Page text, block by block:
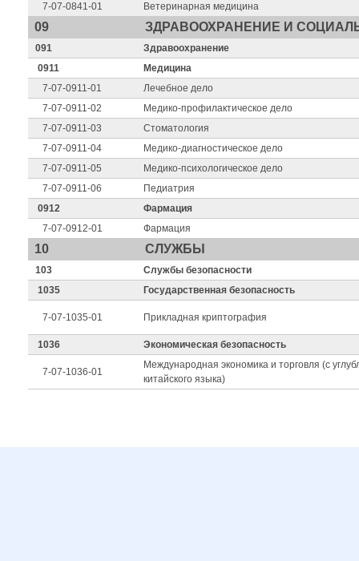
7-07-0841-01
Ветеринарная медицина
09 ЗДРАВООХРАНЕНИЕ И
091
Здравоохранение
0911
Медицина
7-07-0911-01
Лечебное дело
7-07-0911-02
Медико-профилактическое дело
7-07-0911-03
Стоматология
7-07-0911-04
Медико-диагностическое дело
7-07-0911-05
Медико-психологическое дело
7-07-0911-06
Педиатрия
0912
Фармация
7-07-0912-01
Фармация
10 СЛУЖБЫ
103
Службы безопасности
1035
Государственная безопасность
7-07-1035-01 Прикладная криптография
1036 Экономическая безопасность
7-07-1036-01
Международная экономика и торговля (с
китайского языка)